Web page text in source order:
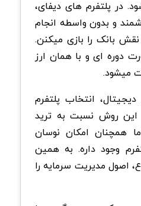
در پلتفرم های دیفای،
و بدون واسطه انجام
بانک را بازی میکنن.
دوره ای و با همان ارز
میشود.
انتخاب پلتفرم
این روش نسبت به ترید
همچنان امکان نوسان
وجود داره. به همین
اصول مدیریت سرمایه را